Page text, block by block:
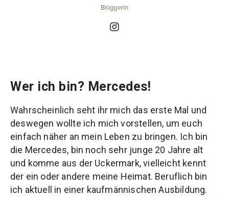
Bloggerin
Wer ich bin? Mercedes!
Wahrscheinlich seht ihr mich das erste Mal und
deswegen wollte ich mich vorstellen, um euch
einfach näher an mein Leben zu bringen. Ich bin
die Mercedes, bin noch sehr junge 20 Jahre alt
und komme aus der Uckermark, vielleicht kennt
der ein oder andere meine Heimat. Beruflich bin
ich aktuell in einer kaufmännischen Ausbildung.